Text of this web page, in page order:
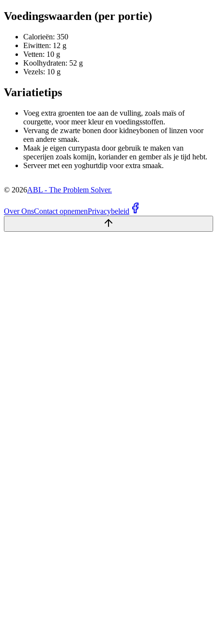
Voedingswaarden (per portie)
Calorieën: 350
Eiwitten: 12 g
Vetten: 10 g
Koolhydraten: 52 g
Vezels: 10 g
Variatietips
Voeg extra groenten toe aan de vulling, zoals maïs of
courgette, voor meer kleur en voedingsstoffen.
Vervang de zwarte bonen door kidneybonen of linzen voor
een andere smaak.
Maak je eigen currypasta door gebruik te maken van
specerijen zoals komijn, koriander en gember als je tijd hebt.
Serveer met een yoghurtdip voor extra smaak.
© 2026ABL - The Problem Solver.
Over OnsContact opnemenPrivacybeleid